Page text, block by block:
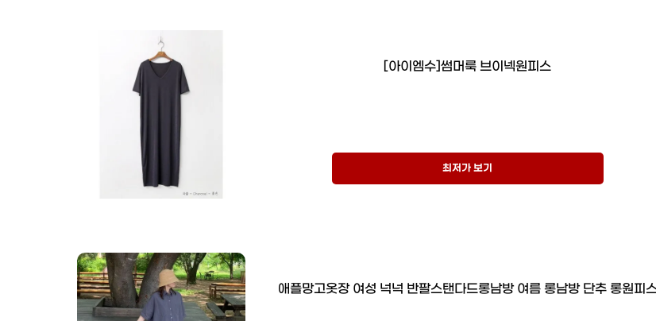
[아이엠수]썸머룩 브이넥원피스
최저가 보기
애플망고옷장 여성 넉넉 반팔스탠다드롱남방 여름 롱남방 단추 롱원피